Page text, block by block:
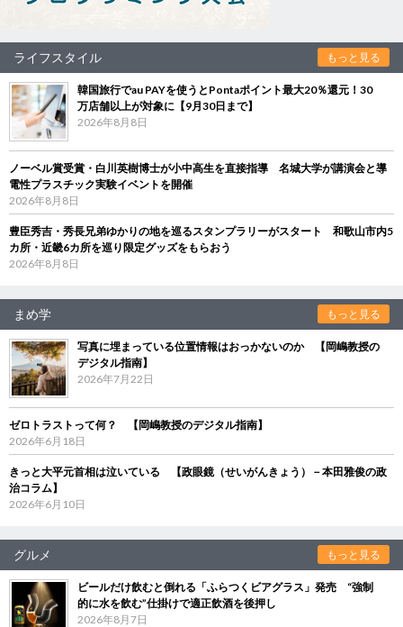
ライフスタイル もっと見る
韓国旅行でau PAYを使うとPontaポイント最大20％還元！30
万店舗以上が対象に【9月30日まで】
2026年8月8日
ノーベル賞受賞・白川英樹博士が小中高生を直接指導 名城大学が講演会と導
電性プラスチック実験イベントを開催
2026年8月8日
豊臣秀吉・秀長兄弟ゆかりの地を巡るスタンプラリーがスタート 和歌山市内5
カ所・近畿6カ所を巡り限定グッズをもらおう
2026年8月8日
まめ学 もっと見る
写真に埋まっている位置情報はおっかないのか 【岡嶋教授の
デジタル指南】
2026年7月22日
ゼロトラストって何？ 【岡嶋教授のデジタル指南】
2026年6月18日
きっと大平元首相は泣いている 【政眼鏡（せいがんきょう）－本田雅俊の政
治コラム】
2026年6月10日
グルメ もっと見る
ビールだけ飲むと倒れる「ふらつくビアグラス」発売 “強制
的に水を飲む”仕掛けで適正飲酒を後押し
2026年8月7日